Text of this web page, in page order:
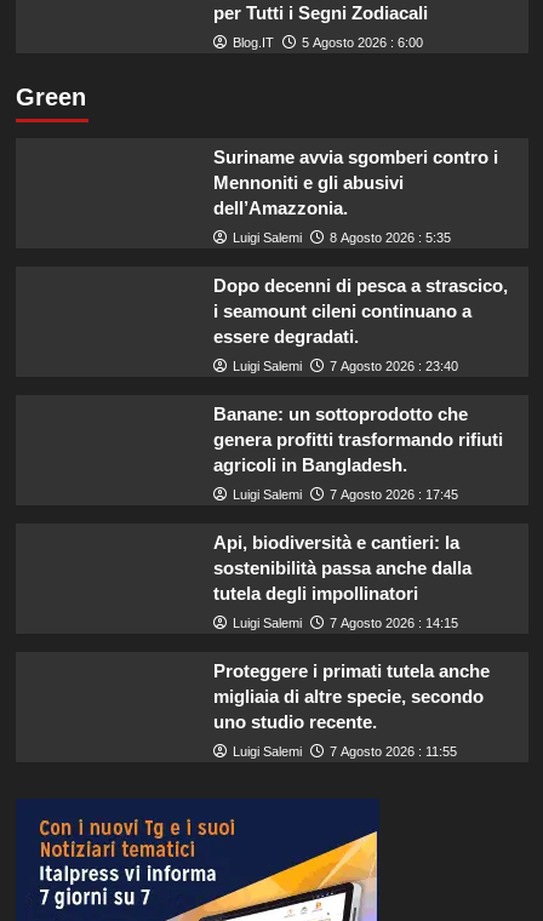
per Tutti i Segni Zodiacali
Blog.IT 5 Agosto 2026 : 6:00
Green
Suriname avvia sgomberi contro i
Mennoniti e gli abusivi
dell’Amazzonia.
Luigi Salemi 8 Agosto 2026 : 5:35
Dopo decenni di pesca a strascico,
i seamount cileni continuano a
essere degradati.
Luigi Salemi 7 Agosto 2026 : 23:40
Banane: un sottoprodotto che
genera profitti trasformando rifiuti
agricoli in Bangladesh.
Luigi Salemi 7 Agosto 2026 : 17:45
Api, biodiversità e cantieri: la
sostenibilità passa anche dalla
tutela degli impollinatori
Luigi Salemi 7 Agosto 2026 : 14:15
Proteggere i primati tutela anche
migliaia di altre specie, secondo
uno studio recente.
Luigi Salemi 7 Agosto 2026 : 11:55